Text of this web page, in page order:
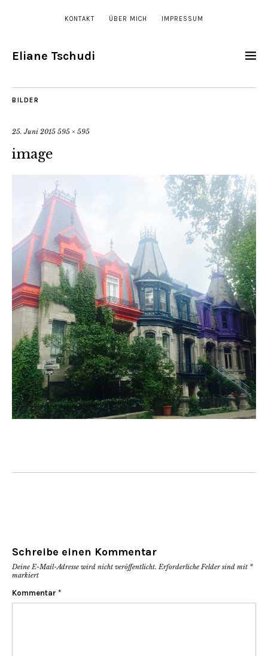
KONTAKT ÜBER MICH IMPRESSUM
Eliane Tschudi
BILDER
25. Juni 2015 595 × 595
image
Schreibe einen Kommentar
Deine E-Mail-Adresse wird nicht veröffentlicht. Erforderliche Felder sind mit *
markiert
Kommentar *